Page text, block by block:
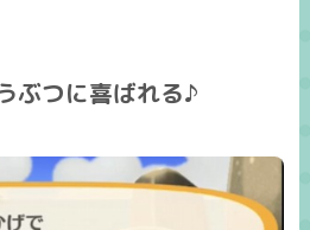
ぶつに喜ばれる♪